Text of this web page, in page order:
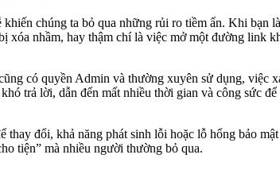
chúng ta bỏ qua những rủi ro tiềm ẩn. Khi bạn
nhầm, hay thậm chí là việc mở một đường link
có quyền Admin và thường xuyên sử dụng, việc
trả lời, dẫn đến mất nhiều thời gian và công sức
đổi, khả năng phát sinh lỗi hoặc lỗ hổng bảo
tiện” mà nhiều người thường bỏ qua.